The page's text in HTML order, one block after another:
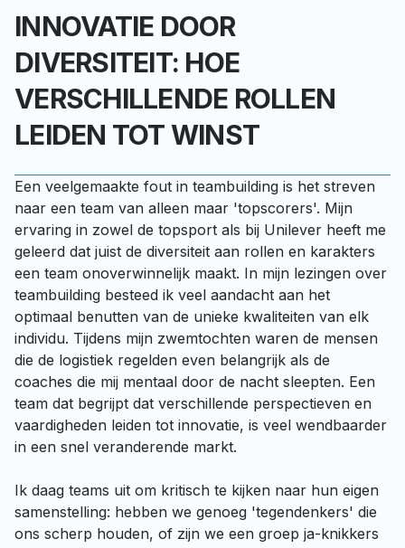
INNOVATIE DOOR
DIVERSITEIT: HOE
VERSCHILLENDE ROLLEN
LEIDEN TOT WINST
Een veelgemaakte fout in teambuilding is het streven
naar een team van alleen maar 'topscorers'. Mijn
ervaring in zowel de topsport als bij Unilever heeft me
geleerd dat juist de diversiteit aan rollen en karakters
een team onoverwinnelijk maakt. In mijn lezingen over
teambuilding besteed ik veel aandacht aan het
optimaal benutten van de unieke kwaliteiten van elk
individu. Tijdens mijn zwemtochten waren de mensen
die de logistiek regelden even belangrijk als de
coaches die mij mentaal door de nacht sleepten. Een
team dat begrijpt dat verschillende perspectieven en
vaardigheden leiden tot innovatie, is veel wendbaarder
in een snel veranderende markt.
Ik daag teams uit om kritisch te kijken naar hun eigen
samenstelling: hebben we genoeg 'tegendenkers' die
ons scherp houden, of zijn we een groep ja-knikkers